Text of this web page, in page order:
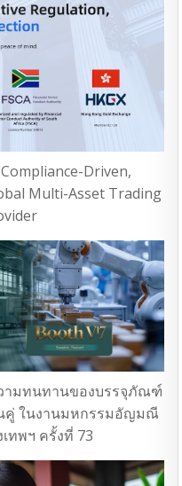
Driven,
Multi-Asset Trading
ามทนทานของบรรจุภัณฑ์
นคู่ ในงานมหกรรมอัญมณี
ทพฯ ครั้งที่ 73